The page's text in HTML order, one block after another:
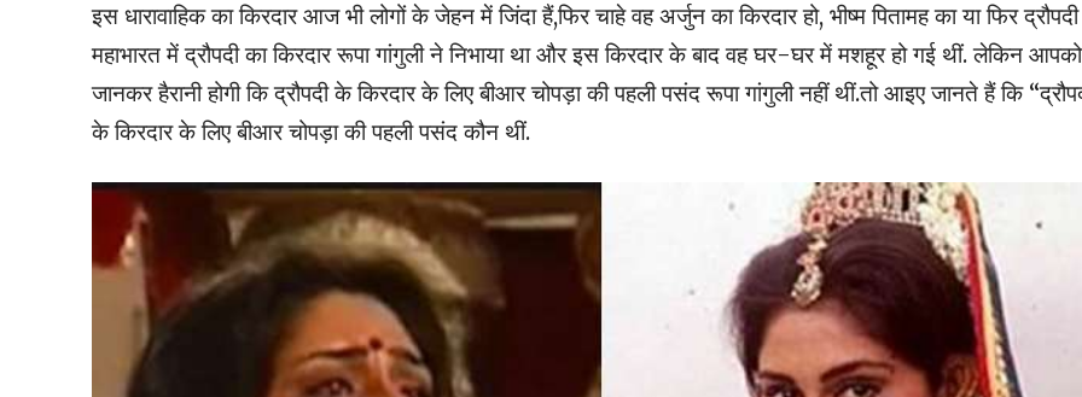
इस धारावाहिक का किरदार आज भी लोगों के जेहन में जिंदा हैं,फिर चाहे वह अर्जुन का किरदार हो, भीष्म पितामह का या फिर
महाभारत में द्रौपदी का किरदार रूपा गांगुली ने निभाया था और इस किरदार के बाद वह घर-घर में मशहूर हो गई थीं. लेकिन आपको
जानकर हैरानी होगी कि द्रौपदी के किरदार के लिए बीआर चोपड़ा की पहली पसंद रूपा गांगुली नहीं थीं.तो आइए जानते हैं कि
के किरदार के लिए बीआर चोपड़ा की पहली पसंद कौन थीं.